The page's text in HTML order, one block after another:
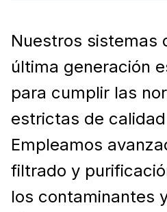
Nuestros sistemas
última generación
para cumplir las
estrictas de
Empleamos
filtrado y
los contaminantes